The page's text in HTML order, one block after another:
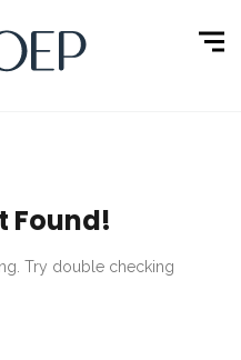
Found!
Try double checking